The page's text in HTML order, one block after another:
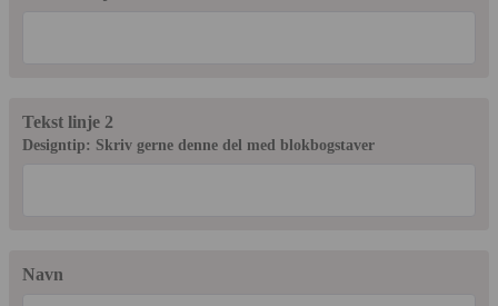
Tekst linje 2
Designtip: Skriv gerne denne del med blokbogstaver
Navn